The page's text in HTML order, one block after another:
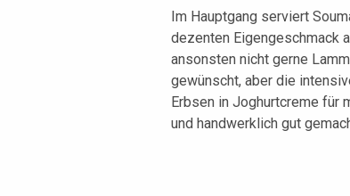
Im Hauptgang serviert
dezenten Eigengeschmack
ansonsten nicht gerne
gewünscht, aber die
Erbsen in Joghurtcreme für
und handwerklich gut